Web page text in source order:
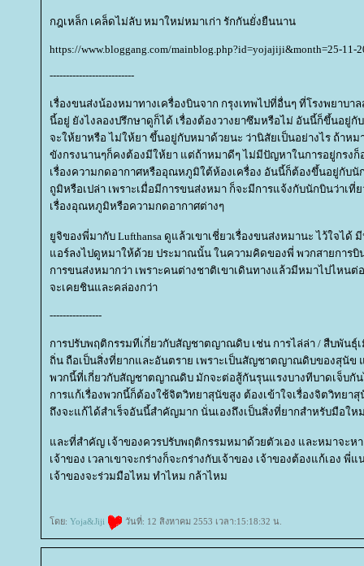
กฎเหล็ก เคล็ดไม่ลับ หมาใหม่หมาเก่า รักกันยั่งยืนนาน
https://www.bloggang.com/mainblog.php?id=yojajiji&month=25-11-
--------------------------
เรื่องขนส่งน้องหมาทางเครื่องบินจาก กรุงเทพไปที่อื่นๆ ที่โรงพยาบา
นี้อยู่ ยังไงลองปรึกษาดูก็ได้ เรื่องต้องวางยาซึมหรือไม่ อันนี้ก็ขึ้นอยู่กั
จะให้ยาหรือ ไม่ให้ยา ขึ้นอยู่กับหมาด้วยนะ ว่านิสัยเป็นอย่างไร ถ้าหม
ขังกรงนานๆก็คงต้องมีให้ยา แต่ถ้าหมาดีๆ ไม่มีปัญหาในการอยู่กรงก็
เรื่องความกดอากาศหรืออุณหภูมิใต้ห้องเครื่อง อันนี้ก็ต้องขึ้นอยู่กับนั
ถูมิหรือเปล่า เพราะเมื่อมีการขนส่งหมา ก็จะมีการแจ้งกับนักบินว่าเที่
เรื่องอุณหภูมิหรือความกดอากาศต่างๆ
จิของพี่มากับ Lufthansa ดูแล้วเขาเชี่ยวเรื่องขนส่งหมานะ ไว้ใจได้
อร์ลงไปดูหมาให้ด้วย ประมาณนั้น ในความคิดของพี่ พวกสายการบิ
การขนส่งหมากว่า เพราะคนต่างชาติเขาเดินทางแล้วมีหมาไปไหน
จะเคยชินและคล่องกว่า
----------------
การปรับพฤติกรรมทีเ่กี่ยวกับสัญชาตญาณดิบ เช่น การไล่ล่า / สืบพันธุ์
ถิ่น ถือเป็นสิ่งที่ยากและอันตราย เพราะเป็นสัญชาตญาณดิบของสุนัข
พวกนี้ที่เกี่ยวกับสัญชาตญาณดิบ มักจะต่อสู้กันรุนแรงบางทีบาดเจ็บกั
การแก้เรื่องพวกนี้ก็ต้องใช้จิตวิทยาสุนัขสูง ต้องเข้าใจเรื่องจิตวิทยา
ถึงจะแก้ได้สำเร็จอันนี้สำคัญมาก นั่นเองถึงเป็นสิ่งที่ยากสำหรับมือใ
ละที่สำคัญ เจ้าของควรปรับพฤติกรรมหมาด้วยตัวเอง และหมาจะหา
เจ้าของ เวลาเขาจะกร่างก็จะกร่างกับเจ้าของ เจ้าของต้องแก้เอง
เจ้าของจะร่วมมือไหม ทำไหม กล้าไหม
ดย: Yoja&Jiji วันที่: 12 สิงหาคม 2553 เวลา:15:18:32 น.